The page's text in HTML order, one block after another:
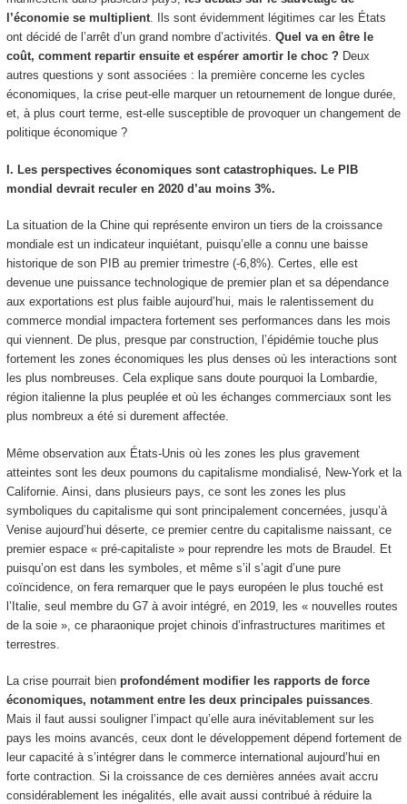
l’économie se multiplient. Ils sont évidemment légitimes car les États
ont décidé de l’arrêt d’un grand nombre d’activités. Quel va en être le
coût, comment repartir ensuite et espérer amortir le choc ?Deux
autres questions y sont associées : la première concerne les cycles
économiques, la crise peut-elle marquer un retournement de longue durée,
et, à plus court terme, est-elle susceptible de provoquer un changement de
politique économique ?
I. Les perspectives économiques sont catastrophiques. Le PIB
mondial devrait reculer en 2020 d’au moins 3%.
La situation de la Chine qui représente environ un tiers de la croissance
mondiale est un indicateur inquiétant, puisqu’elle a connu une baisse
historique de son PIB au premier trimestre (-6,8%). Certes, elle est
devenue une puissance technologique de premier plan et sa dépendance
aux exportations est plus faible aujourd’hui, mais le ralentissement du
commerce mondial impactera fortement ses performances dans les mois
qui viennent. De plus, presque par construction, l’épidémie touche plus
fortement les zones économiques les plus denses où les interactions sont
les plus nombreuses. Cela explique sans doute pourquoi la Lombardie,
région italienne la plus peuplée et où les échanges commerciaux sont les
plus nombreux a été si durement affectée.
Même observation aux États-Unis où les zones les plus gravement
atteintes sont les deux poumons du capitalisme mondialisé, New-York et la
Californie. Ainsi, dans plusieurs pays, ce sont les zones les plus
symboliques du capitalisme qui sont principalement concernées, jusqu’à
Venise aujourd’hui déserte, ce premier centre du capitalisme naissant, ce
premier espace « pré-capitaliste » pour reprendre les mots de Braudel. Et
puisqu’on est dans les symboles, et même s’il s’agit d’une pure
coïncidence, on fera remarquer que le pays européen le plus touché est
l’Italie, seul membre du G7 à avoir intégré, en 2019, les « nouvelles routes
de la soie », ce pharaonique projet chinois d’infrastructures maritimes et
terrestres.
La crise pourrait bien profondément modifier les rapports de force
économiques, notamment entre les deux principales puissances.
Mais il faut aussi souligner l’impact qu’elle aura inévitablement sur les
pays les moins avancés, ceux dont le développement dépend fortement de
leur capacité à s’intégrer dans le commerce international aujourd’hui en
forte contraction. Si la croissance de ces dernières années avait accru
considérablement les inégalités, elle avait aussi contribué à réduire la